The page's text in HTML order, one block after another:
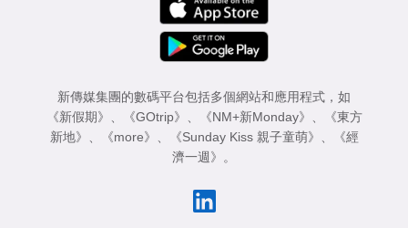
新傳媒集團的數碼平台包括多個網站和應用程式，如
《新假期》
《GOtrip》 《NM+新Monday》
《東方
新地》
《more》 《Sunday Kiss 親子童萌》
《經
濟一週》
。